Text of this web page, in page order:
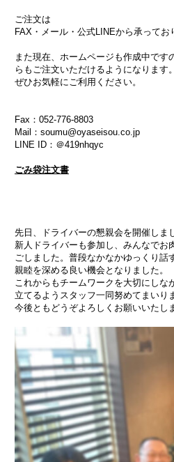
ご注文は
FAX・メール・公式LINEから承ってお
また現在、ホームページも作成中です
らもご注文いただけるようになります。
ぜひお気軽にご利用ください。
Fax：052-776-8803
Mail：soumu@oyaseisou.co.jp
LINE ID：＠419nhqyc
ごみ袋注文書
先日、ドライバーの懇親会を開催しま
新人ドライバーも参加し、みんなでお
ごしました。普段なかなかゆっくり話
親睦を深める良い機会となりました。
これからもチームワークを大切にしな
立てるようスタッフ一同努めてまいり
今後ともどうぞよろしくお願いいたし